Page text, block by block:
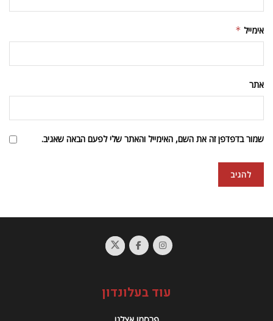
אימייל *
אתר
שמור בדפדפן זה את השם, האימייל והאתר שלי לפעם הבאה שאגיב.
עוד בעלונדון